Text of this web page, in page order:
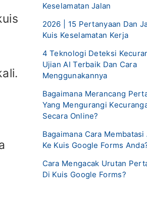
Keselamatan Jalan
2026 | 15 Pertanyaan Dan
Kuis Keselamatan Kerja
4 Teknologi Deteksi
Ujian AI Terbaik Dan Cara
Menggunakannya
Bagaimana Merancang
Yang Mengurangi
Secara Online?
Bagaimana Cara Membatasi
Ke Kuis Google Forms
Cara Mengacak Urutan
Di Kuis Google Forms?